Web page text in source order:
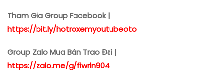
Tham Gia Group Facebook |
https://bit.ly/hotroxemyoutubeoto
Group Zalo Mua Bán Trao Đổi |
https://zalo.me/g/fiwrln904